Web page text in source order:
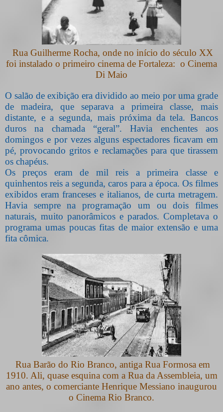
Rua Guilherme Rocha, onde no início do século XX
foi instalado o primeiro cinema de Fortaleza: o Cinema
Di Maio
O salão de exibição era dividido ao meio por uma grade
de madeira, que separava a primeira classe, mais
distante, e a segunda, mais próxima da tela. Bancos
duros na chamada “geral”. Havia enchentes aos
domingos e por vezes alguns espectadores ficavam em
pé, provocando gritos e reclamações para que tirassem
os chapéus.
Os preços eram de mil reis a primeira classe e
quinhentos reis a segunda, caros para a época. Os filmes
exibidos eram franceses e italianos, de curta metragem.
Havia sempre na programação um ou dois filmes
naturais, muito panorâmicos e parados. Completava o
programa umas poucas fitas de maior extensão e uma
fita cômica.
Rua Barão do Rio Branco, antiga Rua Formosa em
1910. Ali, quase esquina com a Rua da Assembleia, um
ano antes, o comerciante Henrique Messiano inaugurou
o Cinema Rio Branco.